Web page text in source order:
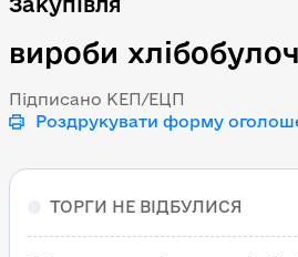
вироби
вироби
Підписано КЕП/ЕЦП
Роздрукувати форму
ТОРГИ НЕ ВІДБУЛИСЯ